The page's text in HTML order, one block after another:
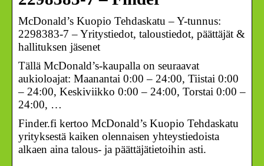
McDonald’s Kuopio Tehdaskatu – Y-tunnus:
2298383-7 – Yritystiedot, taloustiedot, päättäjät &
hallituksen jäsenet
Tällä McDonald’s-kaupalla on seuraavat
aukioloajat: Maanantai 0:00 – 24:00, Tiistai 0:00
– 24:00, Keskiviikko 0:00 – 24:00, Torstai 0:00 –
24:00, …
Finder.fi kertoo McDonald’s Kuopio Tehdaskatu
yrityksestä kaiken olennaisen yhteystiedoista
alkaen aina talous- ja päättäjätietoihin asti.